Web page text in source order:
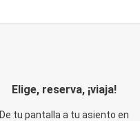
Elige, reserva, ¡viaja!
De tu pantalla a tu asiento en